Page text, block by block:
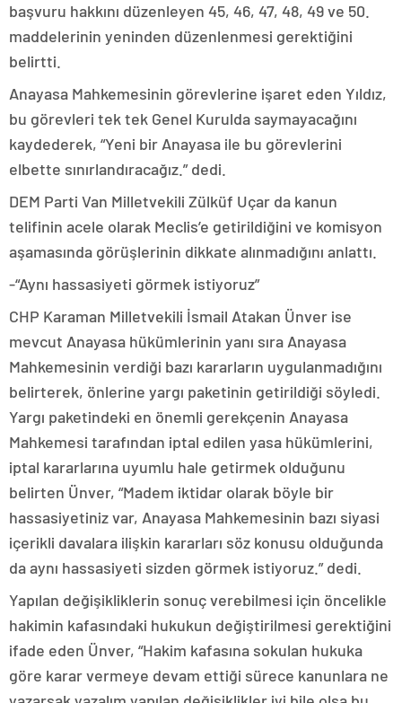
başvuru hakkını düzenleyen 45, 46, 47, 48, 49 ve 50.
maddelerinin yeninden düzenlenmesi gerektiğini
belirtti.
Anayasa Mahkemesinin görevlerine işaret eden Yıldız,
bu görevleri tek tek Genel Kurulda saymayacağını
kaydederek, “Yeni bir Anayasa ile bu görevlerini
elbette sınırlandıracağız.” dedi.
DEM Parti Van Milletvekili Zülküf Uçar da kanun
telifinin acele olarak Meclis’e getirildiğini ve komisyon
aşamasında görüşlerinin dikkate alınmadığını anlattı.
-“Aynı hassasiyeti görmek istiyoruz”
CHP Karaman Milletvekili İsmail Atakan Ünver ise
mevcut Anayasa hükümlerinin yanı sıra Anayasa
Mahkemesinin verdiği bazı kararların uygulanmadığını
belirterek, önlerine yargı paketinin getirildiği söyledi.
Yargı paketindeki en önemli gerekçenin Anayasa
Mahkemesi tarafından iptal edilen yasa hükümlerini,
iptal kararlarına uyumlu hale getirmek olduğunu
belirten Ünver, “Madem iktidar olarak böyle bir
hassasiyetiniz var, Anayasa Mahkemesinin bazı siyasi
içerikli davalara ilişkin kararları söz konusu olduğunda
da aynı hassasiyeti sizden görmek istiyoruz.” dedi.
Yapılan değişikliklerin sonuç verebilmesi için öncelikle
hakimin kafasındaki hukukun değiştirilmesi gerektiğini
ifade eden Ünver, “Hakim kafasına sokulan hukuka
göre karar vermeye devam ettiği sürece kanunlara ne